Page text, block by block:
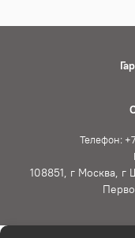
Телефон:
108851, г Москва, г